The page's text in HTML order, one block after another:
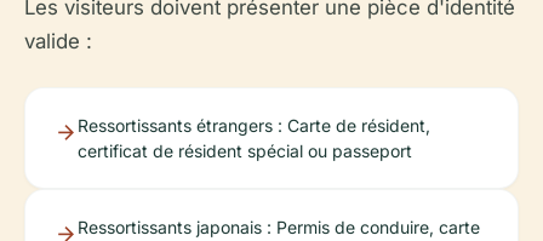
Les visiteurs doivent présenter une pièce d'identité
valide :
Ressortissants étrangers : Carte de résident,
certificat de résident spécial ou passeport
Ressortissants japonais : Permis de conduire, carte